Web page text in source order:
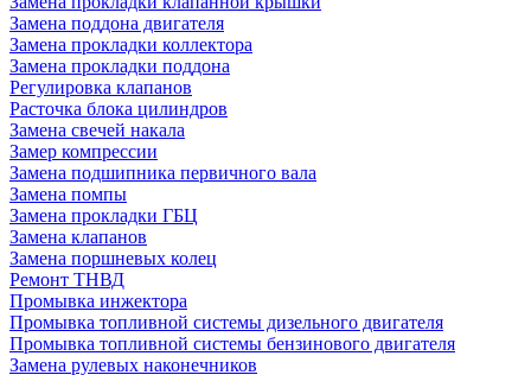
Замена поддона двигателя
Замена прокладки коллектора
Замена прокладки поддона
Регулировка клапанов
Расточка блока цилиндров
Замена свечей накала
Замер компрессии
Замена подшипника первичного вала
Замена помпы
Замена прокладки ГБЦ
Замена клапанов
Замена поршневых колец
Ремонт ТНВД
Промывка инжектора
Промывка топливной системы дизельного двигателя
Промывка топливной системы бензинового двигателя
Замена рулевых наконечников